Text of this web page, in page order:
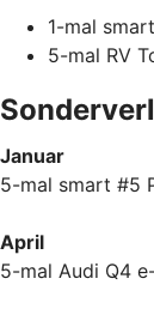
1-mal
5-mal RV
Januar
5-mal smart #5
April
5-mal Audi Q4